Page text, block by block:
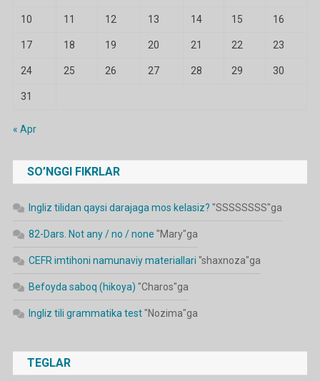
10 11 12 13 14 15 16
17 18 19 20 21 22 23
24 25 26 27 28 29 30
31
« Apr
SO’NGGI FIKRLAR
Ingliz tilidan qaysi darajaga mos kelasiz? "SSSSSSSS"ga
82-Dars. Not any / no / none "Mary"ga
CEFR imtihoni namunaviy materiallari "shaxnoza"ga
Befoyda saboq (hikoya) "Charos"ga
Ingliz tili grammatika test"Nozima"ga
TEGLAR